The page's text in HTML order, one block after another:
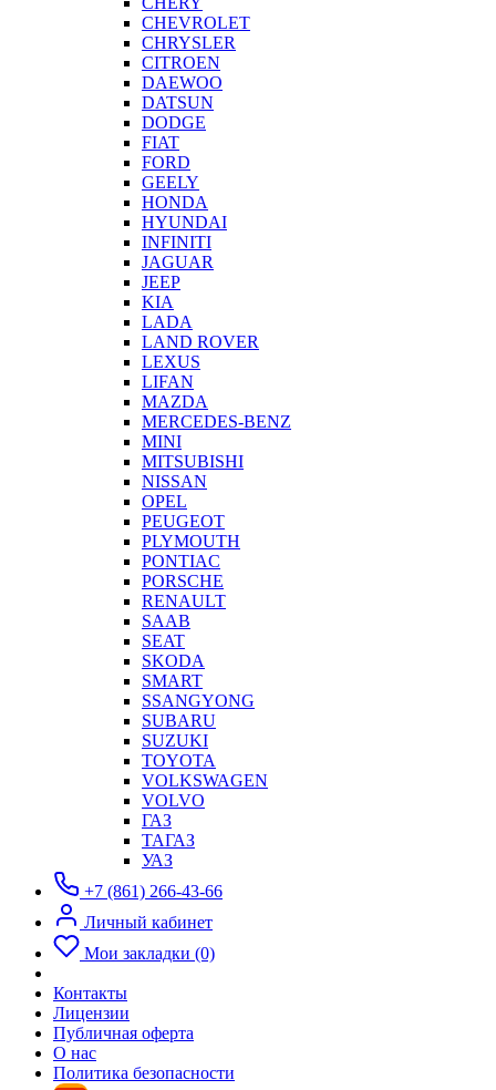
CHEVROLET
CHRYSLER
CITROEN
DAEWOO
DATSUN
DODGE
FIAT
FORD
GEELY
HONDA
HYUNDAI
INFINITI
JAGUAR
JEEP
KIA
LADA
LAND ROVER
LEXUS
LIFAN
MAZDA
MERCEDES-BENZ
MINI
MITSUBISHI
NISSAN
OPEL
PEUGEOT
PLYMOUTH
PONTIAC
PORSCHE
RENAULT
SAAB
SEAT
SKODA
SMART
SSANGYONG
SUBARU
SUZUKI
TOYOTA
VOLKSWAGEN
VOLVO
ГАЗ
ТАГАЗ
УАЗ
+7 (861) 266-43-66
Личный кабинет
Мои закладки (0)
Контакты
Лицензии
Публичная оферта
О нас
Политика безопасности